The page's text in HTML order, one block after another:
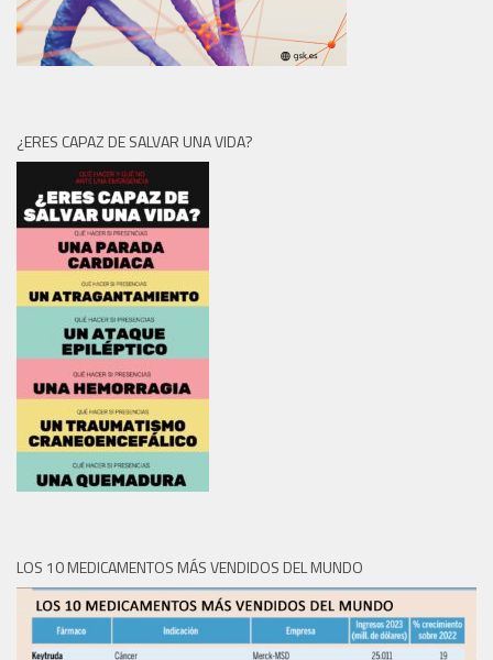
¿ERES CAPAZ DE SALVAR UNA VIDA?
LOS 10 MEDICAMENTOS MÁS VENDIDOS DEL MUNDO